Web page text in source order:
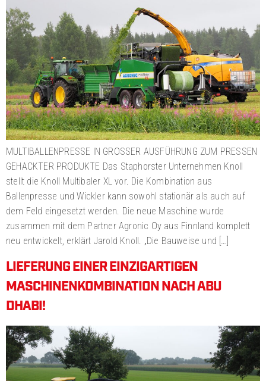
MULTIBALLENPRESSE IN GROSSER AUSFÜHRUNG ZUM PRESSEN
GEHACKTER PRODUKTE Das Staphorster Unternehmen Knoll
stellt die Knoll Multibaler XL vor. Die Kombination aus
Ballenpresse und Wickler kann sowohl stationär als auch auf
dem Feld eingesetzt werden. Die neue Maschine wurde
zusammen mit dem Partner Agronic Oy aus Finnland komplett
neu entwickelt, erklärt Jarold Knoll. „Die Bauweise und […]
LIEFERUNG EINER EINZIGARTIGEN
MASCHINENKOMBINATION NACH ABU
DHABI!